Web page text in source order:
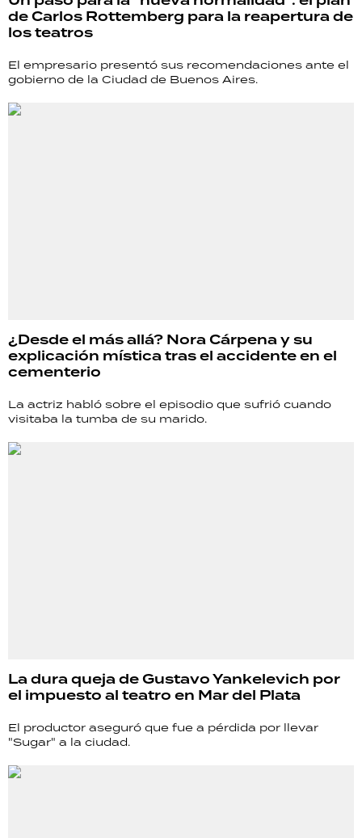
de Carlos Rottemberg para la reapertura de
los teatros
El empresario presentó sus recomendaciones ante el
gobierno de la Ciudad de Buenos Aires.
¿Desde el más allá? Nora Cárpena y su
explicación mística tras el accidente en el
cementerio
La actriz habló sobre el episodio que sufrió cuando
visitaba la tumba de su marido.
La dura queja de Gustavo Yankelevich por
el impuesto al teatro en Mar del Plata
El productor aseguró que fue a pérdida por llevar
"Sugar" a la ciudad.